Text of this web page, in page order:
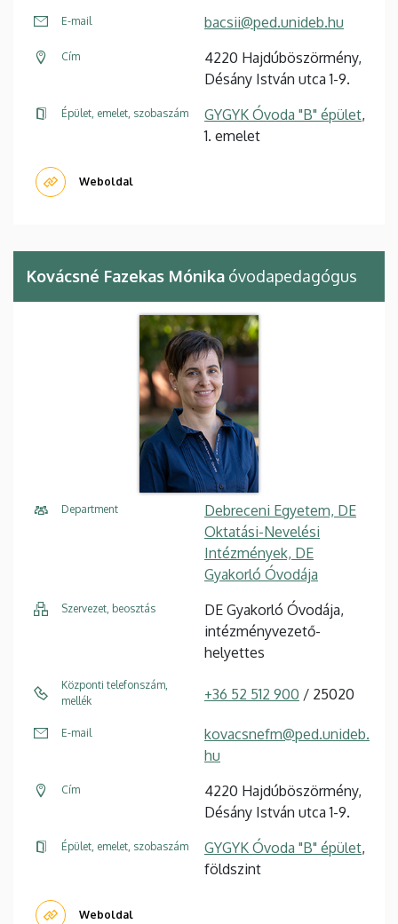
E-mail bacsii@ped.unideb.hu
Cím
4220 Hajdúböszörmény,
Désány István utca 1-9.
Épület, emelet, szobaszám GYGYK Óvoda "B" épület,
1. emelet
Weboldal
Kovácsné Fazekas Mónika óvodapedagógus
Department
Debreceni Egyetem, DE
Oktatási-Nevelési
Intézmények, DE
Gyakorló Óvodája
Szervezet, beosztás
DE Gyakorló Óvodája,
intézményvezető-
helyettes
Központi telefonszám,
mellék
+36 52 512 900 / 25020
E-mail
kovacsnefm@ped.unideb.
hu
Cím
4220 Hajdúböszörmény,
Désány István utca 1-9.
Épület, emelet, szobaszám GYGYK Óvoda "B" épület,
földszint
Weboldal